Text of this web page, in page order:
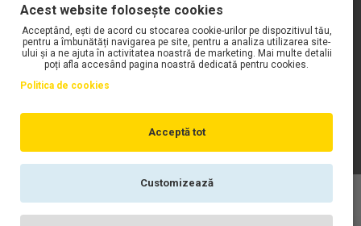
Copyright © WORK Motors
Acest website folosește cookies
Acceptând, ești de acord cu stocarea cookie-urilor pe dispozitivul tău,
pentru a îmbunătăți navigarea pe site, pentru a analiza utilizarea site-
ului și a ne ajuta în activitatea noastră de marketing. Mai multe detalii
poți afla accesând pagina noastră dedicată pentru cookies.
Politica de cookies
Acceptă tot
Customizează